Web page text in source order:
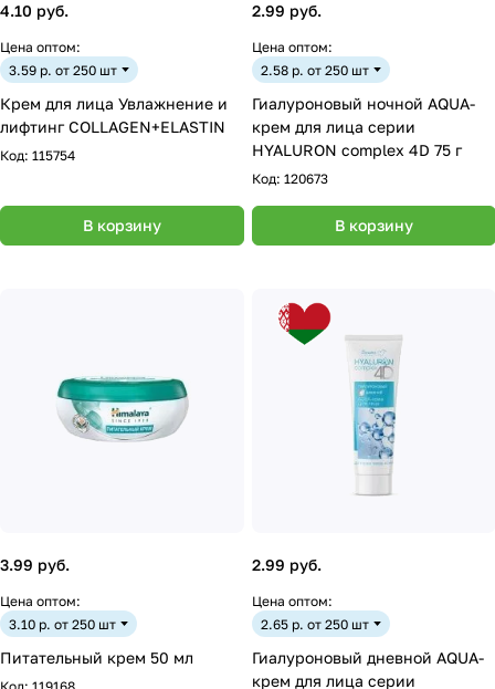
4.10 руб.
Цена оптом:
3.59 р. от 250 шт
Крем для лица Увлажнение и
лифтинг COLLAGEN+ELASTIN
Код: 115754
В корзину
2.99 руб.
Цена оптом:
2.58 р. от 250 шт
Гиалуроновый ночной AQUA-
крем для лица серии
HYALURON complex 4D 75 г
Код: 120673
В корзину
3.99 руб.
Цена оптом:
3.10 р. от 250 шт
Питательный крем 50 мл
2.99 руб.
Цена оптом:
2.65 р. от 250 шт
Гиалуроновый дневной AQUA-
крем для лица серии